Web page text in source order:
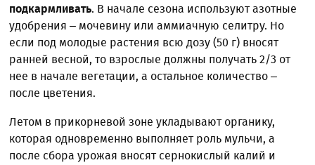
подкармливать. В начале сезона используют азотные
удобрения – мочевину или аммиачную селитру. Но
если под молодые растения всю дозу (50 г) вносят
ранней весной, то взрослые должны получать 2/3 от
нее в начале вегетации, а остальное количество –
после цветения.
Летом в прикорневой зоне укладывают органику,
которая одновременно выполняет роль мульчи, а
после сбора урожая вносят сернокислый калий и